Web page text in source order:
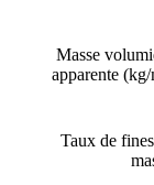
Masse
apparente
Taux de